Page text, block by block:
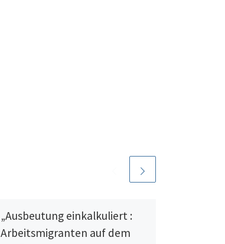
„Ausbeutung einkalkuliert :
Arbeitsmigranten auf dem